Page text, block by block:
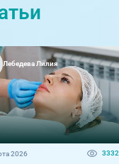
Лебедева Лилия
2026 3332